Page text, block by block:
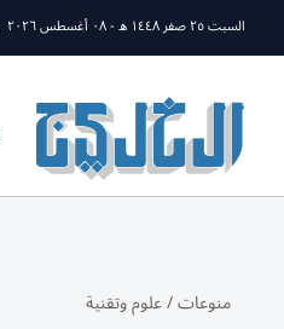
السبت ٢٥ صفر ١٤٤٨ ه - ٠٨ أغسطس ٢٠٢٦
منوعات/علوم وتقنية